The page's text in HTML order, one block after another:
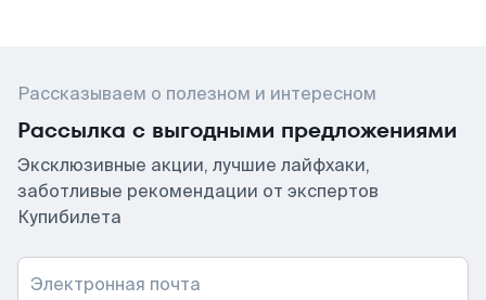
Рассказываем о полезном и интересном
Рассылка с выгодными предложениями
Эксклюзивные акции, лучшие лайфхаки,
заботливые рекомендации от экспертов
Купибилета
Электронная почта